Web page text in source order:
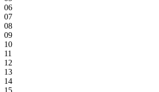
06
07
08
09
10
11
12
13
14
15